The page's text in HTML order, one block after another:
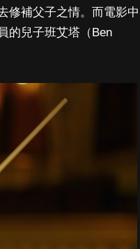
修補父子之情。而電影中
的兒子班艾塔（Ben